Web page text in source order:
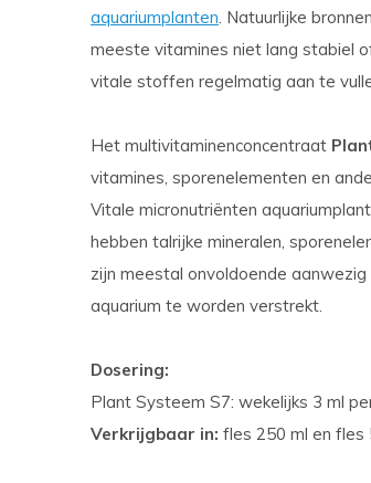
aquariumplanten. Natuurlijke
meeste vitamines niet lang stabiel
vitale stoffen regelmatig aan te
Het multivitaminenconcentraat
vitamines, sporenelementen en
Vitale micronutriënten
hebben talrijke mineralen,
zijn meestal onvoldoende
aquarium te worden verstrekt.
Dosering:
Plant Systeem S7: wekelijks 3 ml
Verkrijgbaar in: fles 250 ml en fles